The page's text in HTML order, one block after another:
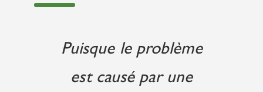
Puisque le problème
est causé par une